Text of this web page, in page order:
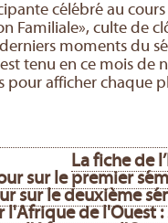
célébré au
Familiale», culte de
moments du
tenu en ce mois de
pour afficher chaque
La fiche de
sur le premier
sur le deuxième
l'Afrique de l'Ouest